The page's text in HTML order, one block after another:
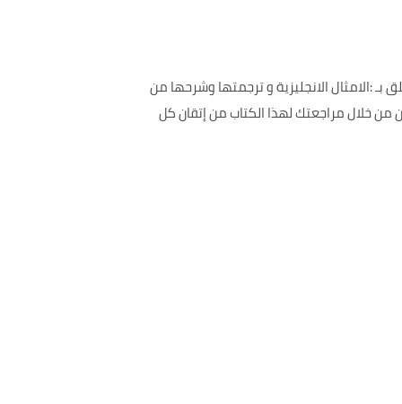
:الامثال الانجليزية و ترجمتها وشرحها من
من خلال مراجعتك لهذا الكتاب من إتقان كل